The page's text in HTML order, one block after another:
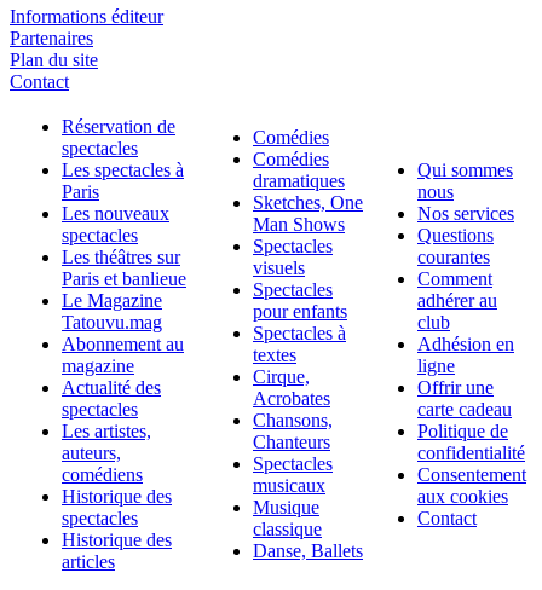
Informations éditeur
Partenaires
Plan du site
Contact
Réservation de
spectacles
Les spectacles à
Paris
Les nouveaux
spectacles
Les théâtres sur
Paris et banlieue
Le Magazine
Tatouvu.mag
Abonnement au
magazine
Actualité des
spectacles
Les artistes,
auteurs,
comédiens
Historique des
spectacles
Historique des
articles
Comédies
Comédies
dramatiques
Sketches, One
Man Shows
Spectacles
visuels
Spectacles
pour enfants
Spectacles à
textes
Cirque,
Acrobates
Chansons,
Chanteurs
Spectacles
musicaux
Musique
classique
Danse, Ballets
Qui sommes
nous
Nos services
Questions
courantes
Comment
adhérer au
club
Adhésion en
ligne
Offrir une
carte cadeau
Politique de
confidentialité
Consentement
aux cookies
Contact